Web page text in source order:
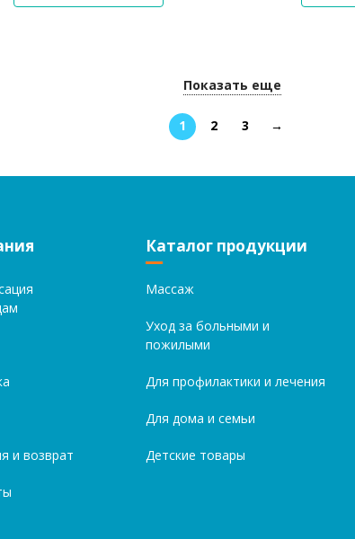
Показать еще
1 2 3 →
и возврат
Каталог продукции
Массаж
Уход за больными и
пожилыми
Для профилактики и лечения
Для дома и семьи
Детские товары